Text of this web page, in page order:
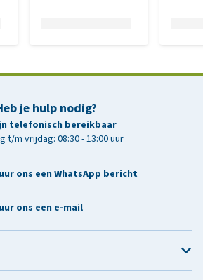
je hulp nodig?
telefonisch bereikbaar
t/m vrijdag: 08:30 - 13:00 uur
ons een WhatsApp bericht
ons een e-mail